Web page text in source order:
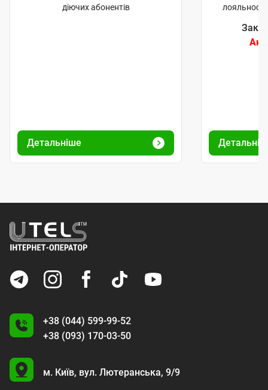
лояльності для діючих абонентів
Детальніше
+38 (044) 599-99-52
+38 (093) 170-03-50
U
м. Київ, вул. Лютеранська, 9/9